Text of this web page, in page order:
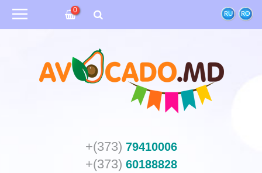
RU RO
0
+(373) 79410006
+(373) 60188828